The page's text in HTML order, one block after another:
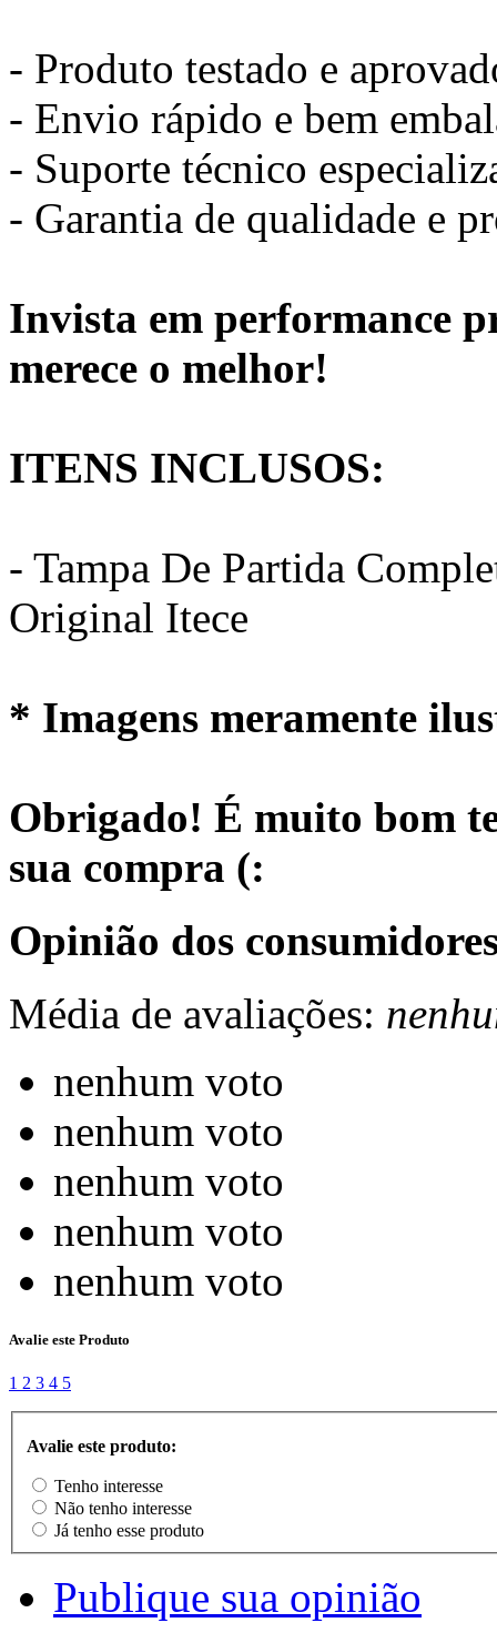
- Produto testado e
- Envio rápido e bem
- Suporte técnico
- Garantia de qualidade e
Invista em performance
merece o melhor!
ITENS INCLUSOS:
- Tampa De Partida
Original Itece
* Imagens meramente
Obrigado! É muito bom
sua compra (:
Opinião dos
Média de avaliações:
nenhum voto
nenhum voto
nenhum voto
nenhum voto
nenhum voto
Avalie este Produto
1 2 3 4 5
Avalie este produto:
Tenho interesse
Não tenho interesse
Já tenho esse produto
Publique sua opinião